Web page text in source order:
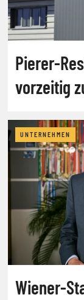
Pierer-
vorzeitig
UNTERNEHMEN
Wiener-